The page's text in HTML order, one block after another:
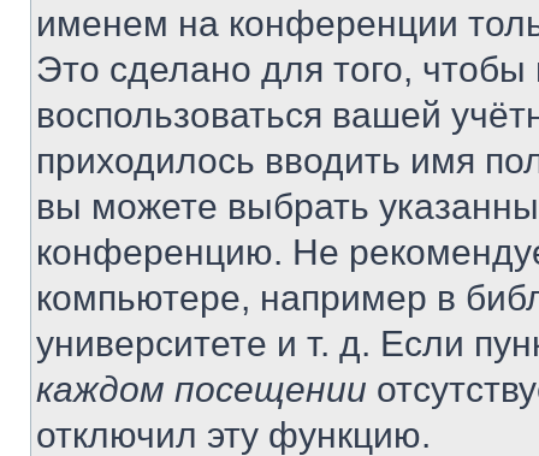
именем на конференции
Это сделано для того, чтобы
воспользоваться вашей
приходилось вводить имя
вы можете выбрать
конференцию. Не
компьютере, например в
университете и т. д. Если
каждом посещении
отключил эту функцию.